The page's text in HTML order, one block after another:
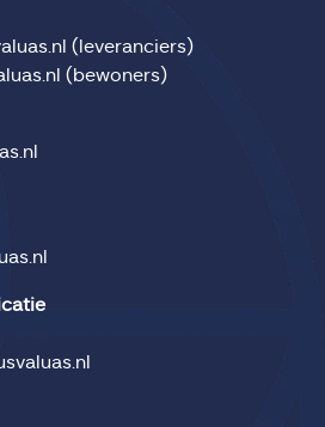
(leveranciers)
(bewoners)